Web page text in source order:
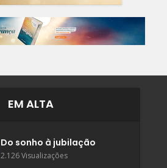
EM ALTA
Do sonho à jubilação
2.126 Visualizações